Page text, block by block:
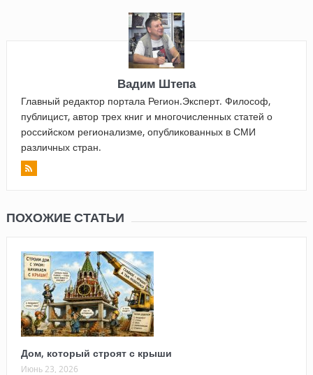
Вадим Штепа
Главный редактор портала Регион.Эксперт. Философ,
публицист, автор трех книг и многочисленных статей о
российском регионализме, опубликованных в СМИ
различных стран.
ПОХОЖИЕ СТАТЬИ
Дом, который строят с крыши
Июнь 23, 2026